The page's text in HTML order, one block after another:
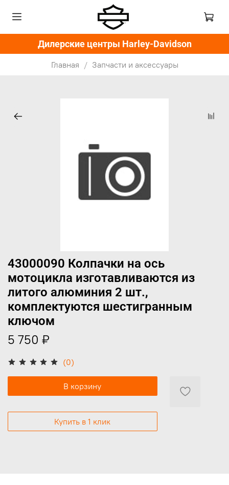
Дилерские центры Harley-Davidson
Главная Запчасти и аксессуары
(0)
43000090 Колпачки на ось
мотоцикла изготавливаются из
литого алюминия 2 шт.,
комплектуются шестигранным
ключом
5 750 ₽
В корзину
Купить в 1 клик